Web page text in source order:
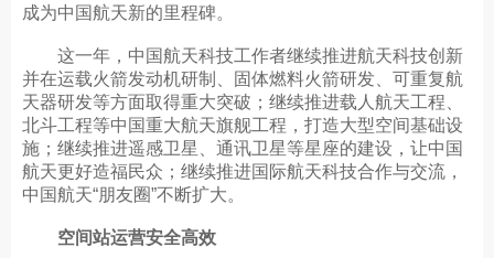
成为中国航天新的里程碑。
这一年，中国航天科技工作者继续推进航天科技创新
并在运载火箭发动机研制、固体燃料火箭研发、可重复航
天器研发等方面取得重大突破；继续推进载人航天工程、
北斗工程等中国重大航天旗舰工程，打造大型空间基础设
施；继续推进遥感卫星、通讯卫星等星座的建设，让中国
航天更好造福民众；继续推进国际航天科技合作与交流，
中国航天“朋友圈”不断扩大。
空间站运营安全高效